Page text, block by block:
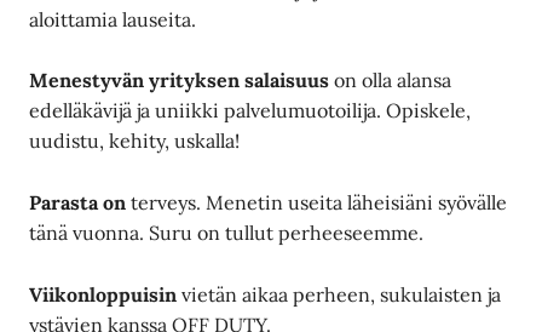
aloittamia lauseita.
Menestyvän yrityksen salaisuus on olla alansa
edelläkävijä ja uniikki palvelumuotoilija. Opiskele,
uudistu, kehity, uskalla!
Parasta on terveys. Menetin useita läheisiäni syövälle
tänä vuonna. Suru on tullut perheeseemme.
Viikonloppuisin vietän aikaa perheen, sukulaisten ja
ystävien kanssa OFF DUTY.